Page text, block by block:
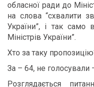
обласної ради до
на слова “схвалити
України”, і так само
Міністрів України”.
Хто за таку
За – 64, не голосували
Розглядається